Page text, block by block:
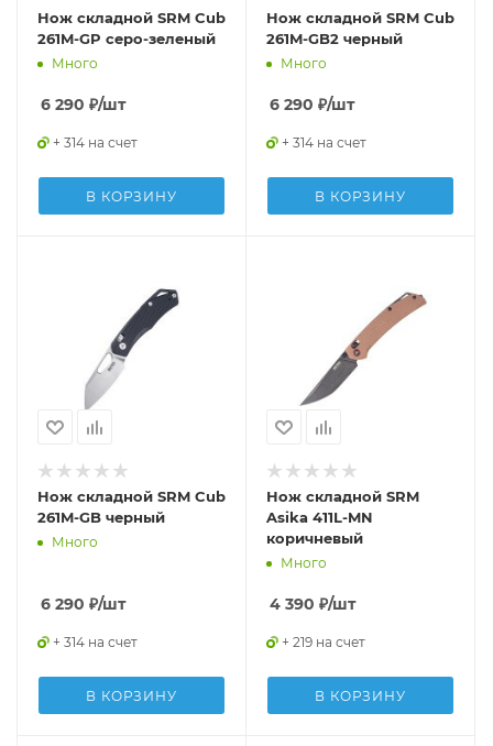
Нож складной SRM Cub
261M-GP серо-зеленый
Много
6 290 ₽/шт
+ 314 на счет
В КОРЗИНУ
Нож складной SRM Cub
261M-GB2 черный
Много
6 290 ₽/шт
+ 314 на счет
В КОРЗИНУ
Нож складной SRM Cub
261M-GB черный
Много
6 290 ₽/шт
+ 314 на счет
В КОРЗИНУ
Нож складной SRM
Asika 411L-MN
коричневый
Много
4 390 ₽/шт
+ 219 на счет
В КОРЗИНУ